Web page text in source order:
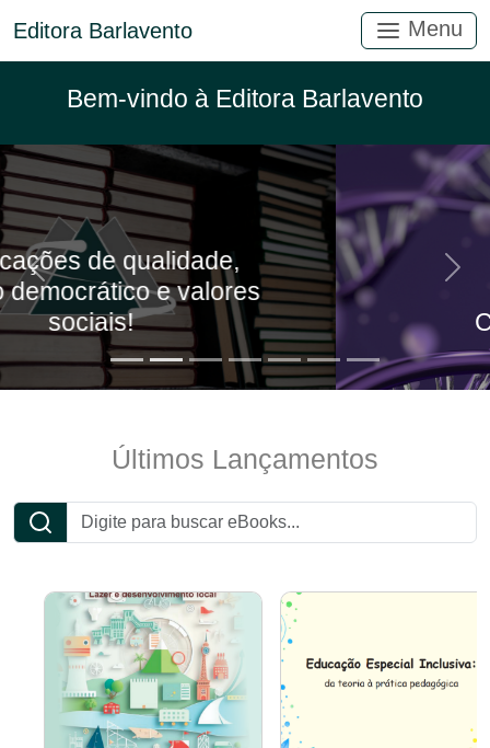
Editora Barlavento Menu
Bem-vindo à Editora Barlavento
Ciências da Saúde
Anterior
Últimos Lançamentos